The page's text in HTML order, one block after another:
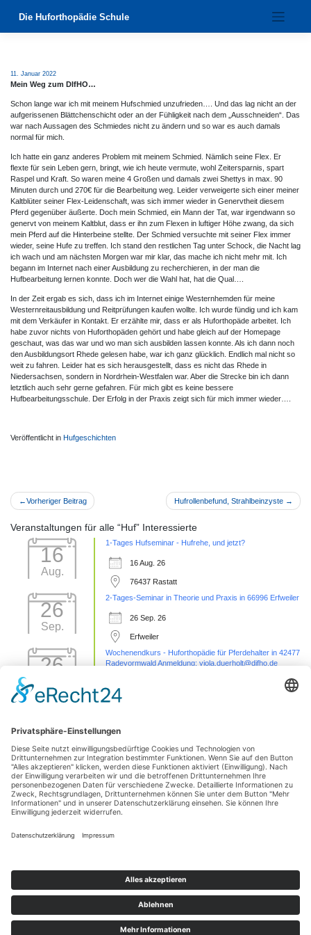
Die Huforthopädie Schule
11. Januar 2022
Mein Weg zum DIfHO…
Schon lange war ich mit meinem Hufschmied unzufrieden…. Und das lag nicht an der
aufgerissenen Blättchenschicht oder an der Fühligkeit nach dem „Ausschneiden“. Das
war nach Aussagen des Schmiedes nicht zu ändern und so war es auch damals
normal für mich.
Ich hatte ein ganz anderes Problem mit meinem Schmied. Nämlich seine Flex. Er
flexte für sein Leben gern, bringt, wie ich heute vermute, wohl Zeitersparnis, spart
Raspel und Kraft. So waren meine 4 Großen und damals zwei Shettys in max. 90
Minuten durch und 270€ für die Bearbeitung weg. Leider verweigerte sich einer meiner
Kaltblüter seiner Flex-Leidenschaft, was sich immer wieder in Genervtheit diesem
Pferd gegenüber äußerte. Doch mein Schmied, ein Mann der Tat, war irgendwann so
genervt von meinem Kaltblut, dass er ihn zum Flexen in luftiger Höhe zwang, da sich
mein Pferd auf die Hinterbeine stellte. Der Schmied versuchte mit seiner Flex immer
wieder, seine Hufe zu treffen. Ich stand den restlichen Tag unter Schock, die Nacht lag
ich wach und am nächsten Morgen war mir klar, das mache ich nicht mehr mit. Ich
begann im Internet nach einer Ausbildung zu recherchieren, in der man die
Hufbearbeitung lernen konnte. Doch wer die Wahl hat, hat die Qual….
In der Zeit ergab es sich, dass ich im Internet einige Westernhemden für meine
Westernreitausbildung und Reitprüfungen kaufen wollte. Ich wurde fündig und ich kam
mit dem Verkäufer in Kontakt. Er erzählte mir, dass er als Huforthopäde arbeitet. Ich
habe zuvor nichts von Huforthopäden gehört und habe gleich auf der Homepage
geschaut, was das war und wo man sich ausbilden lassen konnte. Als ich dann noch
den Ausbildungsort Rhede gelesen habe, war ich ganz glücklich. Endlich mal nicht so
weit zu fahren. Leider hat es sich herausgestellt, dass es nicht das Rhede in
Niedersachsen, sondern in Nordrhein-Westfalen war. Aber die Strecke bin ich dann
letztlich auch sehr gerne gefahren. Für mich gibt es keine bessere
Hufbearbeitungsschule. Der Erfolg in der Praxis zeigt sich für mich immer wieder….
Veröffentlicht in Hufgeschichten
Beitragsnavigation
Vorheriger Beitrag Hufrollenbefund, Strahlbeinzyste
Veranstaltungen für alle “Huf” Interessierte
16
Aug.
1-Tages Hufseminar - Hufrehe, und jetzt?
16 Aug. 26
76437 Rastatt
26
Sep.
2-Tages-Seminar in Theorie und Praxis in 66996 Erfweiler
26 Sep. 26
Erfweiler
26
Wochenendkurs - Huforthopädie für Pferdehalter in 42477
Radevormwald Anmeldung: viola.duerholt@difho.de
11
Okt.
Karpal/Sprunggelenk bis Huf)
11 Okt. 26
Burgstetten
01
Nov.
1 Tages Hufseminar-Sezieren16727 Velten - mit Michelle
Yakobi Anmeldung: unter info@difho.de
Impressum